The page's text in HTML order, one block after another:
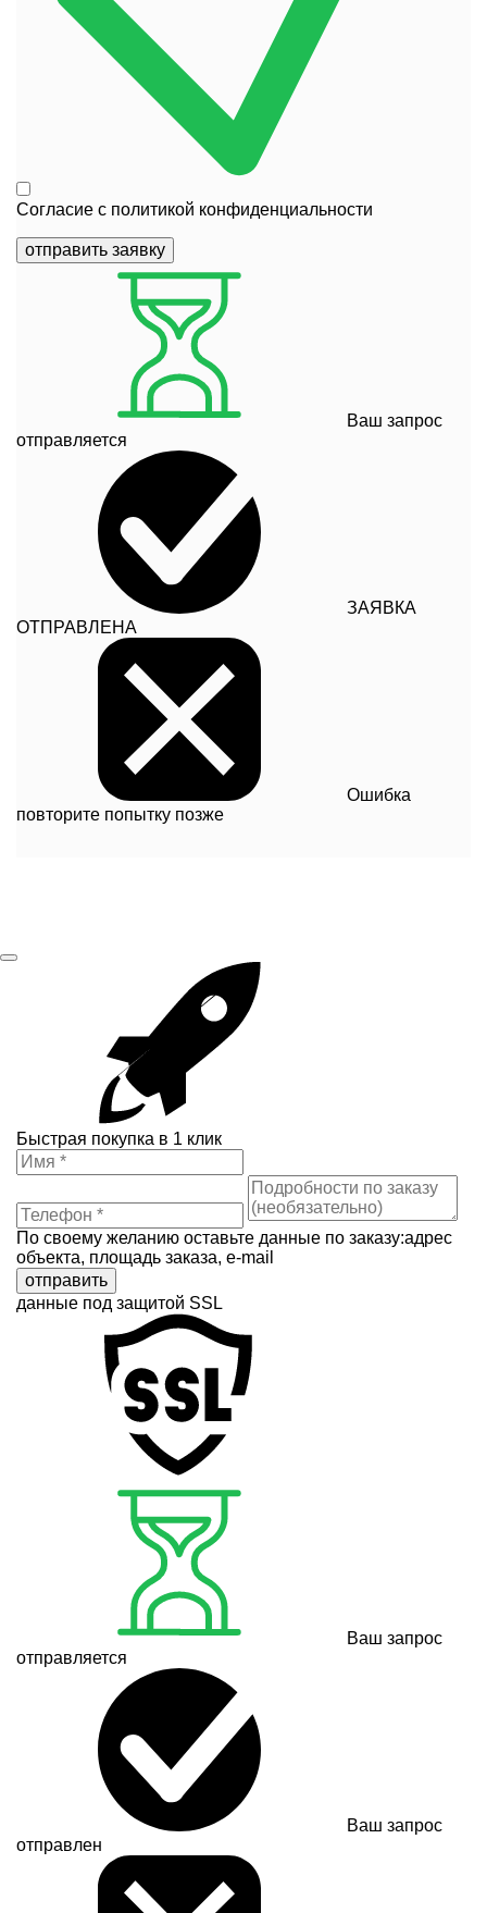
Согласие с политикой конфиденциальности
отправить заявку
Ваш запрос
отправляется
ЗАЯВКА
ОТПРАВЛЕНА
Ошибка
повторите попытку позже
Быстрая покупка в 1 клик
По своему желанию оставьте данные по заказу:адрес
объекта, площадь заказа, e-mail
отправить
данные под защитой SSL
Ваш запрос
отправляется
Ваш запрос
отправлен